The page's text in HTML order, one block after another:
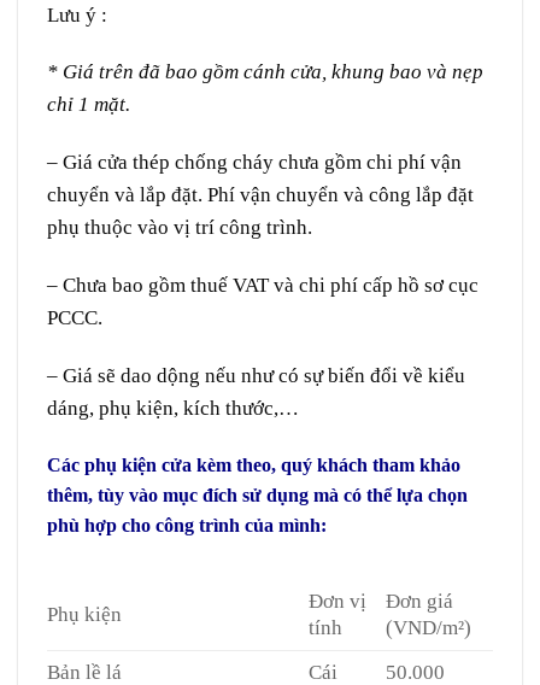
Lưu ý :
* Giá trên đã bao gồm cánh cửa, khung bao và nẹp
chỉ 1 mặt.
– Giá cửa thép chống cháy chưa gồm chi phí vận
chuyển và lắp đặt. Phí vận chuyển và công lắp đặt
phụ thuộc vào vị trí công trình.
– Chưa bao gồm thuế VAT và chi phí cấp hồ sơ cục
PCCC.
– Giá sẽ dao dộng nếu như có sự biến đổi về kiểu
dáng, phụ kiện, kích thước,…
Các phụ kiện cửa kèm theo, quý khách tham khảo
thêm, tùy vào mục đích sử dụng mà có thể lựa chọn
phù hợp cho công trình của mình:
Phụ kiện
Đơn vị
tính
Đơn giá
(VND/m²)
Bản lề lá
Cái
50.000